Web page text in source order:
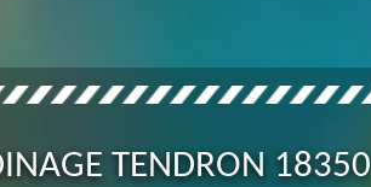
TENDRON 18350